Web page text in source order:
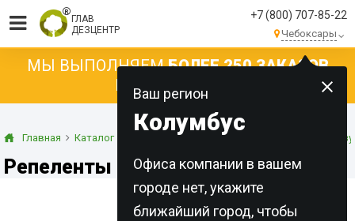
ГЛАВ
ДЕЗЦЕНТР
+7 (800) 707-85-22
Чебоксары
Ваш регион
Колумбус
Офиса компании в вашем
городе нет, укажите
ближайший город, чтобы
МЫ ВЫПОЛНЯЕМБОЛЕЕ 250 ЗАКАЗОВ
КАЖДЫЙ ДЕНЬ!
Главная Каталог Cредства для отпугивания насекомых и
Репеленты от насекомых